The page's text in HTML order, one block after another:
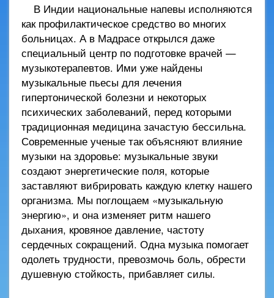
В Индии национальные напевы исполняются
как профилактическое средство во многих
больницах. А в Мадрасе открылся даже
специальный центр по подготовке врачей —
музыкотерапевтов. Ими уже найдены
музыкальные пьесы для лечения
гипертонической болезни и некоторых
психических заболеваний, перед которыми
традиционная медицина зачастую бессильна.
Современные ученые так объясняют влияние
музыки на здоровье: музыкальные звуки
создают энергетические поля, которые
заставляют вибрировать каждую клетку нашего
организма. Мы поглощаем «музыкальную
энергию», и она изменяет ритм нашего
дыхания, кровяное давление, частоту
сердечных сокращений. Одна музыка помогает
одолеть трудности, превозмочь боль, обрести
душевную стойкость, прибавляет силы.